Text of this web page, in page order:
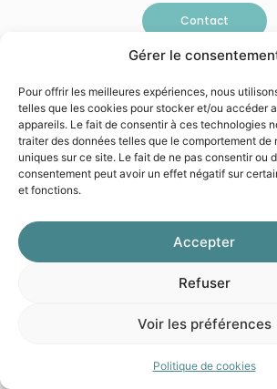
Gérer le
Pour offrir les meilleures expériences, nous
telles que les cookies pour stocker et/ou accéder
appareils. Le fait de consentir à ces technologies
traiter des données telles que le comportement de
uniques sur ce site. Le fait de ne pas consentir ou
consentement peut avoir un effet négatif sur
et fonctions.
Accepter
Refuser
Voir les préférences
Politique de cookies
Contact
© 2026 GaléoMentions légalesPolitique de